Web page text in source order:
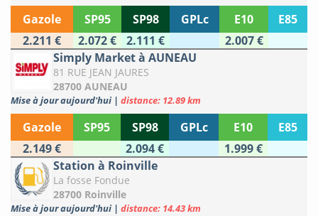
Gazole SP95 SP98 GPLc E10
E85
2.211 €
2.072 € 2.111 €
2.007 €
Simply Market à AUNEAU
81 RUE JEAN JAURES
28700 AUNEAU
Mise à jour aujourd'hui | distance: 12.89 km
Gazole SP95 SP98 GPLc E10
E85
2.149 €
2.094 €
1.999 €
Station à Roinville
La fosse Fondue
28700 Roinville
Mise à jour aujourd'hui | distance: 14.43 km